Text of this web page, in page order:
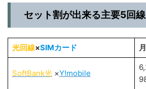
セット割が出来る主要5回
光回線×SIMカード
SoftBank光×Y!mobile